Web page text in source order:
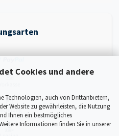
Cookies und andere
Technologien, auch von Drittanbietern,
Website zu gewährleisten, die Nutzung
Ihnen ein bestmögliches
Informationen finden Sie in unserer